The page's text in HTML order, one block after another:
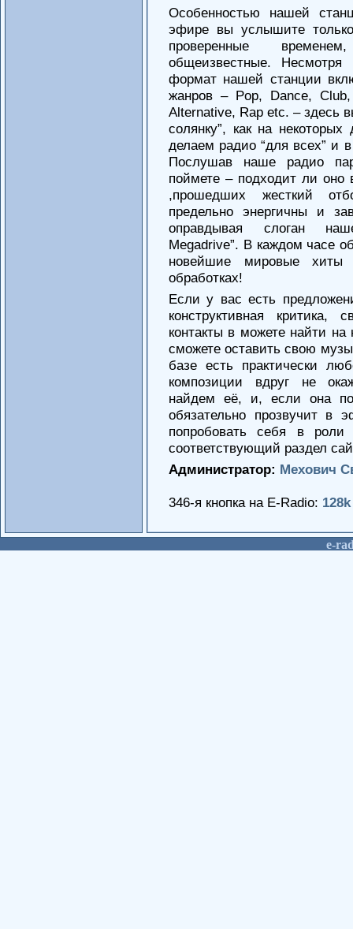
Особенностью нашей
эфире вы услышите
проверенные
общеизвестные. Несмотря
формат нашей станции
жанров – Pop, Dance,
Alternative, Rap etc. – здесь
солянку”, как на
делаем радио “для всех” и
Послушав наше радио
поймете – подходит ли оно
,прошедших жесткий
предельно энергичны и
оправдывая слоган
Megadrive”. В каждом часе
новейшие мировые
обработках!
Если у вас есть
конструктивная
контакты в можете найти
сможете оставить свою
базе есть практически
композиции вдруг не
найдем её, и, если она
обязательно прозвучит в
попробовать себя в
соответствующий раздел
Администратор: Мехович
346-я кнопка на E-Radio: 128k
е-